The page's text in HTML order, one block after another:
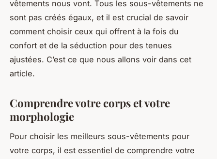
vêtements nous vont. Tous les sous-vêtements ne
sont pas créés égaux, et il est crucial de savoir
comment choisir ceux qui offrent à la fois du
confort et de la séduction pour des tenues
ajustées. C’est ce que nous allons voir dans cet
article.
Comprendre votre corps et votre
morphologie
Pour choisir les meilleurs sous-vêtements pour
votre corps, il est essentiel de comprendre votre